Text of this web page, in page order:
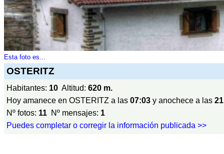
Esta foto es...
OSTERITZ
Habitantes: 10 Altitud: 620 m.
Hoy amanece en OSTERITZ a las 07:03 y anochece a las
Nº fotos: 11 Nº mensajes: 1
Puedes completar o corregir la información publicada >>